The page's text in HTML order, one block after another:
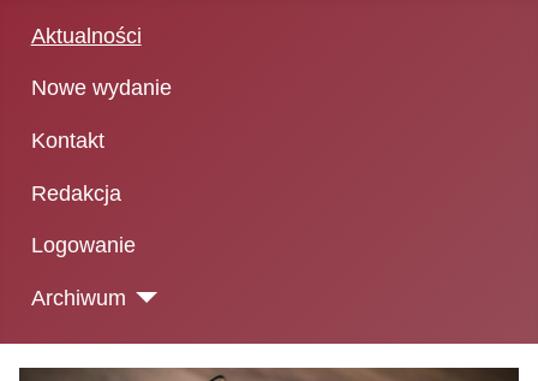
Aktualności
Nowe wydanie
Kontakt
Redakcja
Logowanie
Archiwum